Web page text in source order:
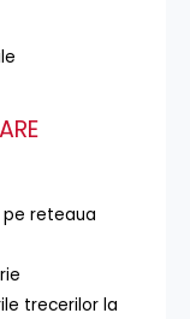
reteaua
trecerilor la